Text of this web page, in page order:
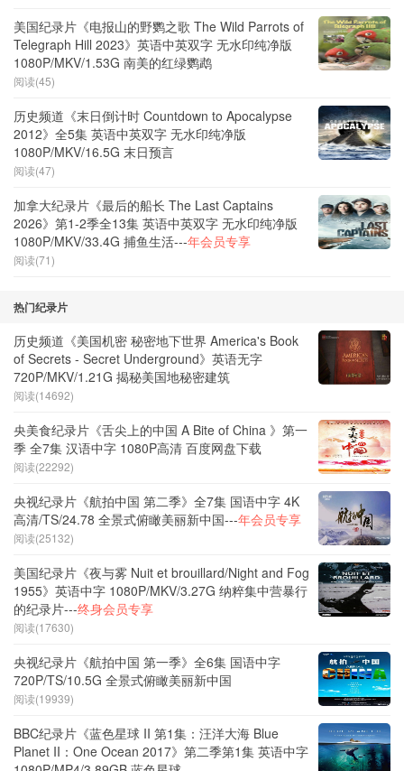
美国纪录片《电报山的野鹦之歌 The Wild Parrots of
Telegraph Hill 2023》英语中英双字 无水印纯净版
1080P/MKV/1.53G 南美的红绿鹦鹉
阅读(45)
历史频道《末日倒计时 Countdown to Apocalypse
2012》全5集 英语中英双字 无水印纯净版
1080P/MKV/16.5G 末日预言
阅读(47)
加拿大纪录片《最后的船长 The Last Captains
2026》第1-2季全13集 英语中英双字 无水印纯净版
1080P/MKV/33.4G 捕鱼生活---年会员专享
阅读(71)
热门纪录片
历史频道《美国机密 秘密地下世界 America's Book
of Secrets - Secret Underground》英语无字
720P/MKV/1.21G 揭秘美国地秘密建筑
阅读(14692)
央美食纪录片《舌尖上的中国 A Bite of China 》第一
季 全7集 汉语中字 1080P高清 百度网盘下载
阅读(22292)
央视纪录片《航拍中国 第二季》全7集 国语中字 4K
高清/TS/24.78 全景式俯瞰美丽新中国---年会员专享
阅读(25132)
美国纪录片《夜与雾 Nuit et brouillard/Night and Fog
1955》英语中字 1080P/MKV/3.27G 纳粹集中营暴行
的纪录片---终身会员专享
阅读(17630)
央视纪录片《航拍中国 第一季》全6集 国语中字
720P/TS/10.5G 全景式俯瞰美丽新中国
阅读(19939)
BBC纪录片《蓝色星球 II 第1集：汪洋大海 Blue
Planet II：One Ocean 2017》第二季第1集 英语中字